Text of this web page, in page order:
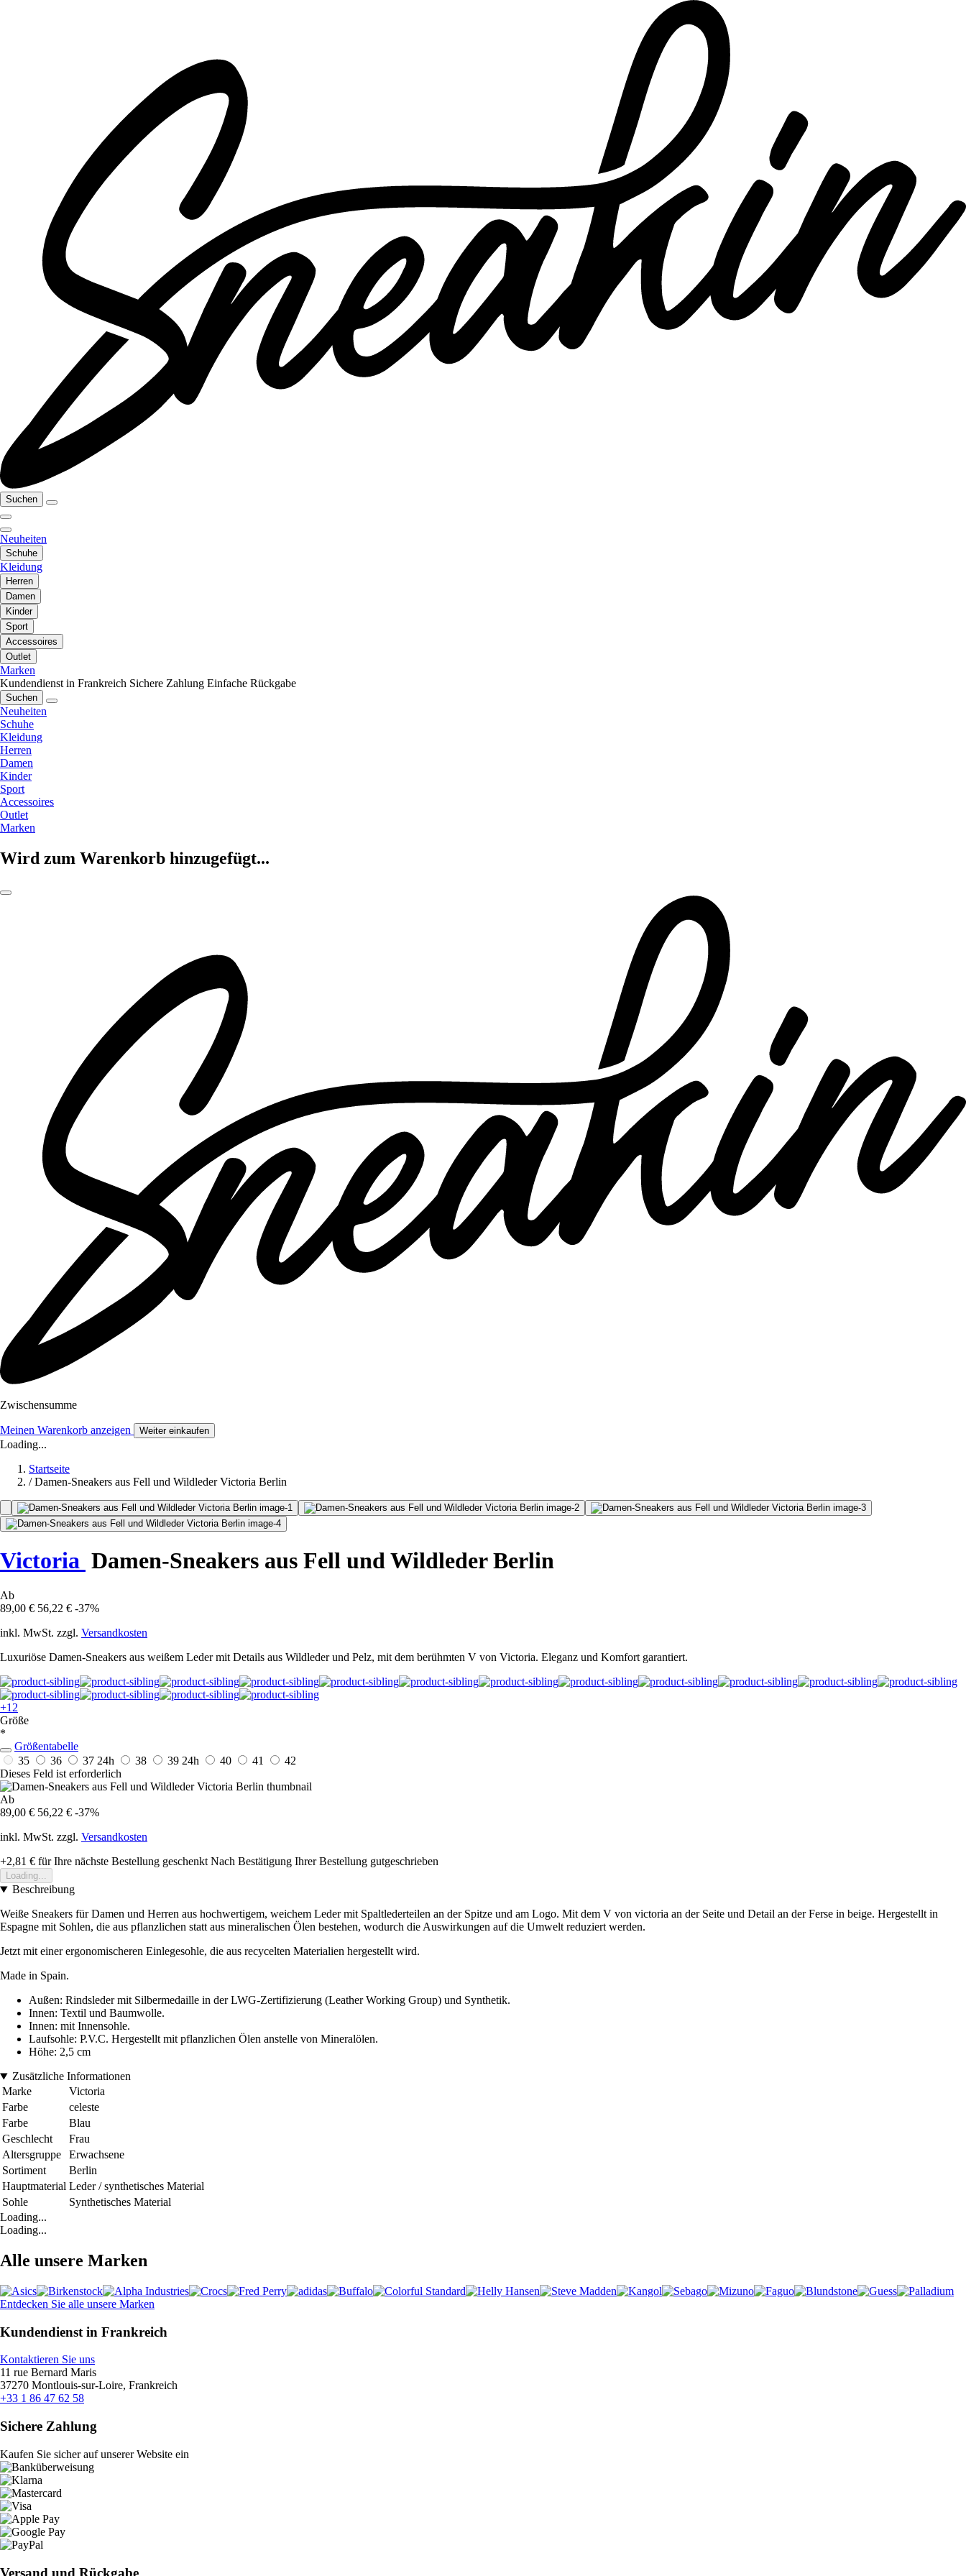
Suchen
Neuheiten
Schuhe
Kleidung
Herren
Damen
Kinder
Sport
Accessoires
Outlet
Marken
Kundendienst in Frankreich Sichere Zahlung Einfache Rückgabe
Suchen
Neuheiten
Schuhe
Kleidung
Herren
Damen
Kinder
Sport
Accessoires
Outlet
Marken
Wird zum Warenkorb hinzugefügt...
Zwischensumme
Meinen Warenkorb anzeigen Weiter einkaufen
Loading...
Startseite
/ Damen-Sneakers aus Fell und Wildleder Victoria Berlin
Victoria Damen-Sneakers aus Fell und Wildleder Berlin
Ab
89,00 € 56,22 € -37%
inkl. MwSt. zzgl. Versandkosten
Luxuriöse Damen-Sneakers aus weißem Leder mit Details aus Wildleder und Pelz, mit dem berühmten V von Victoria. Eleganz und Komfort garantiert.
+12
Größe
*
Größentabelle
35
36 37 24h 38 39 24h 40 41
42
Dieses Feld ist erforderlich
Ab
89,00 € 56,22 € -37%
inkl. MwSt. zzgl. Versandkosten
+2,81 € für Ihre nächste Bestellung geschenkt Nach Bestätigung Ihrer Bestellung gutgeschrieben
Loading...
Beschreibung
Weiße Sneakers für Damen und Herren aus hochwertigem, weichem Leder mit Spaltlederteilen an der Spitze und am Logo. Mit dem V von victoria an der Seite und Detail an der Ferse in beige. Hergestellt in
Espagne mit Sohlen, die aus pflanzlichen statt aus mineralischen Ölen bestehen, wodurch die Auswirkungen auf die Umwelt reduziert werden.
Jetzt mit einer ergonomischeren Einlegesohle, die aus recycelten Materialien hergestellt wird.
Made in Spain.
Außen: Rindsleder mit Silbermedaille in der LWG-Zertifizierung (Leather Working Group) und Synthetik.
Innen: Textil und Baumwolle.
Innen: mit Innensohle.
Laufsohle: P.V.C. Hergestellt mit pflanzlichen Ölen anstelle von Mineralölen.
Höhe: 2,5 cm
Zusätzliche Informationen
Marke
Victoria
Farbe
celeste
Farbe
Blau
Geschlecht
Frau
Altersgruppe
Erwachsene
Sortiment
Berlin
Hauptmaterial Leder / synthetisches Material
Sohle
Synthetisches Material
Loading...
Loading...
Alle unsere Marken
Entdecken Sie alle unsere Marken
Kundendienst in Frankreich
Kontaktieren Sie uns
11 rue Bernard Maris
37270 Montlouis-sur-Loire, Frankreich
+33 1 86 47 62 58
Sichere Zahlung
Kaufen Sie sicher auf unserer Website ein
Versand und Rückgabe